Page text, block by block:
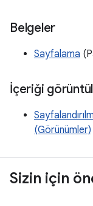
Belgeler
Sayfalama
İçeriği
(Görünümler)
Sizin için